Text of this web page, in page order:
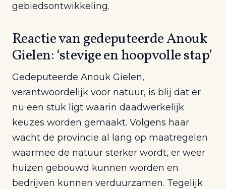
gebiedsontwikkeling.
Reactie van gedeputeerde Anouk
Gielen: ‘stevige en hoopvolle stap’
Gedeputeerde Anouk Gielen,
verantwoordelijk voor natuur, is blij dat er
nu een stuk ligt waarin daadwerkelijk
keuzes worden gemaakt. Volgens haar
wacht de provincie al lang op maatregelen
waarmee de natuur sterker wordt, er weer
huizen gebouwd kunnen worden en
bedrijven kunnen verduurzamen. Tegelijk